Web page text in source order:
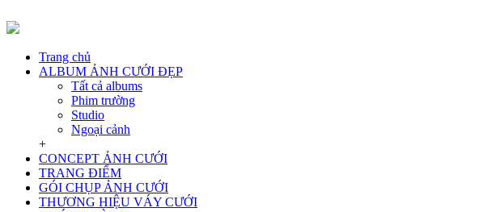
Trang chủ
ALBUM ẢNH CƯỚI ĐẸP
Tất cả albums
Phim trường
Studio
Ngoại cảnh
+
CONCEPT ẢNH CƯỚI
TRANG ĐIỂM
GÓI CHỤP ẢNH CƯỚI
THƯƠNG HIỆU VÁY CƯỚI